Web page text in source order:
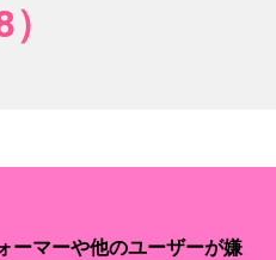
ーマーや他のユーザーが嫌